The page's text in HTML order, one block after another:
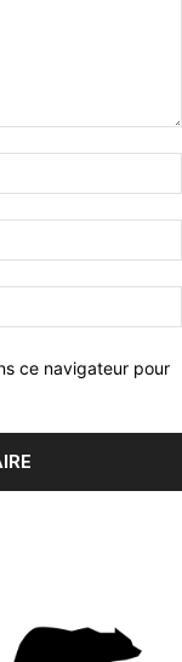
ce navigateur pour